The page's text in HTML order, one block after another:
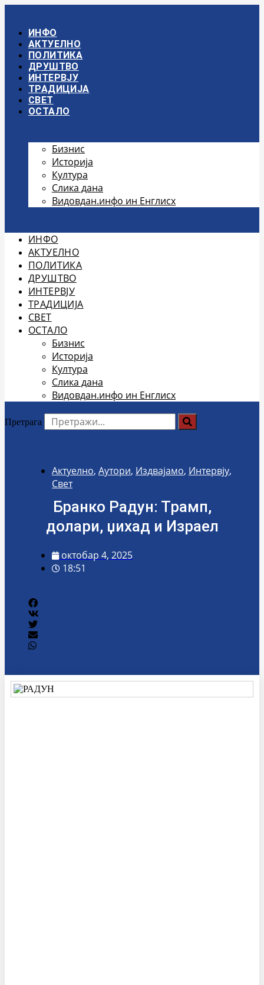
садржајИНФО
АКТУЕЛНО
ПОЛИТИКА
ДРУШТВО
ИНТЕРВЈУ
ТРАДИЦИЈА
СВЕТ
ОСТАЛО
Бизнис
Историја
Култура
Слика дана
Видовдан.инфо ин Енглисх
ИНФО
АКТУЕЛНО
ПОЛИТИКА
ДРУШТВО
ИНТЕРВЈУ
ТРАДИЦИЈА
СВЕТ
ОСТАЛО
Бизнис
Историја
Култура
Слика дана
Видовдан.инфо ин Енглисх
Претрага
Актуелно, Аутори, Издвајамо, Интервју,
Свет
Бранко Радун: Трамп,
долари, џихад и Израел
октобар 4, 2025
18:51